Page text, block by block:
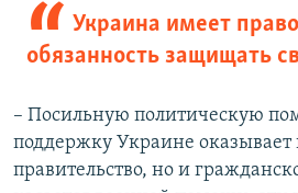
Украина имеет
обязанность защищать
– Посильную политическую
поддержку Украине оказывает
правительство, но и